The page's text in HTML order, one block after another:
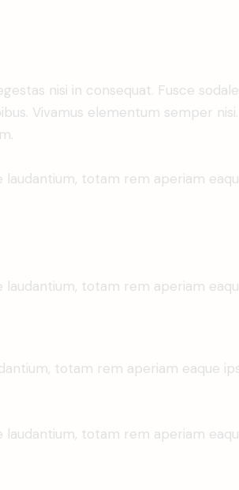
nisi in consequat. Fusce
Vivamus elementum semper
totam rem aperiam
totam rem aperiam
totam rem aperiam eaque
totam rem aperiam